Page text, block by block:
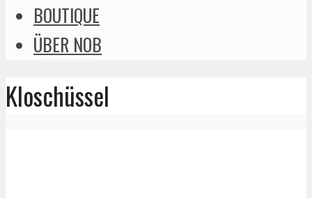
BOUTIQUE
ÜBER NOB
Kloschüssel